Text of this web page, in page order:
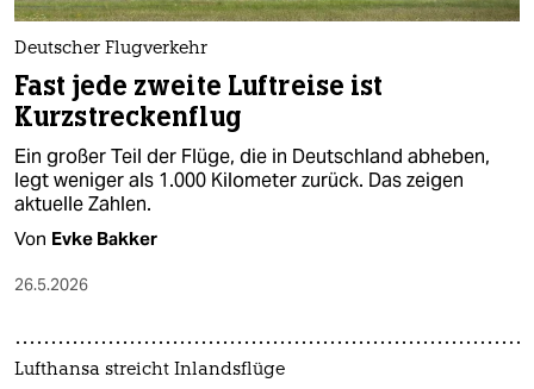
Deutscher Flugverkehr
Fast jede zweite Luftreise ist
Kurzstreckenflug
Ein großer Teil der Flüge, die in Deutschland abheben,
legt weniger als 1.000 Kilometer zurück. Das zeigen
aktuelle Zahlen.
Von Evke Bakker
26.5.2026
Lufthansa streicht Inlandsflüge